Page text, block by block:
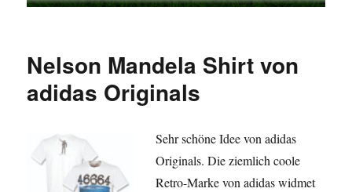
Nelson Mandela Shirt von
adidas Originals
Sehr schöne Idee von adidas
Originals. Die ziemlich coole
Retro-Marke von adidas widmet